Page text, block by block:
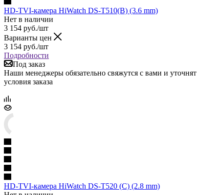
HD-TVI-камера HiWatch DS-T510(B) (3.6 mm)
Нет в наличии
3 154 руб./шт
Варианты цен
3 154 руб./шт
Подробности
Под заказ
Наши менеджеры обязательно свяжутся с вами и уточнят
условия заказа
HD-TVI-камера HiWatch DS-T520 (C) (2.8 mm)